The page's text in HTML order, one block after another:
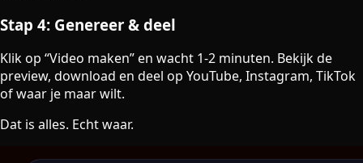
Stap 4: Genereer & deel
Klik op “Video maken” en wacht 1-2 minuten. Bekijk de
preview, download en deel op YouTube, Instagram, TikTok
of waar je maar wilt.
Dat is alles. Echt waar.